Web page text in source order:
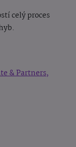
celý proces
& Partners,